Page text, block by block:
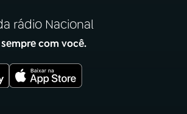
rádio Nacional
com você.